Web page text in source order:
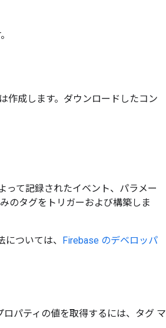
作成します。ダウンロードしたコン
って記録されたイベント、パラメー
のタグをトリガーおよび構築しま
については、 Firebase のデベロッパ
パティの値を取得するには、タグ マ